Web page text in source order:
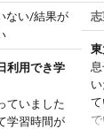
ない/結果が
利用でき学
ていました
学習時間が